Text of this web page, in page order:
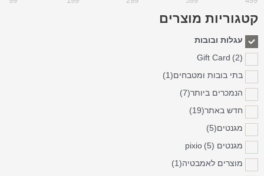
קטגוריות מוצרים
עגלות ובובות
Gift Card (2)
בתי בובות ומטבחים(1)
הנמכרים ביותר(7)
חדש באתר(19)
מגנטים(5)
מגנטים pixio (5)
מוצרים לאמבטיה(1)